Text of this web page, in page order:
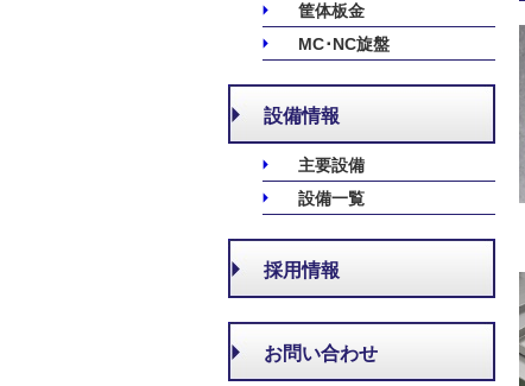
筐体板金
MC･NC旋盤
設備情報
主要設備
設備一覧
採用情報
お問い合わせ